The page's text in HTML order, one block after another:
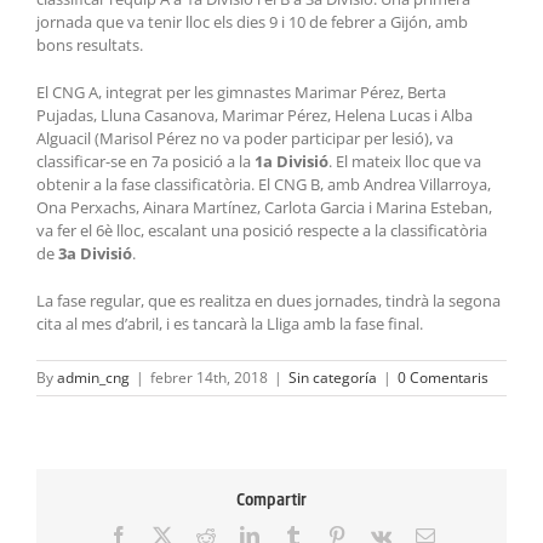
jornada que va tenir lloc els dies 9 i 10 de febrer a Gijón, amb
bons resultats.
El CNG A, integrat per les gimnastes Marimar Pérez, Berta
Pujadas, Lluna Casanova, Marimar Pérez, Helena Lucas i Alba
Alguacil (Marisol Pérez no va poder participar per lesió), va
classificar-se en 7a posició a la 1a Divisió. El mateix lloc que va
obtenir a la fase classificatòria. El CNG B, amb Andrea Villarroya,
Ona Perxachs, Ainara Martínez, Carlota Garcia i Marina Esteban,
va fer el 6è lloc, escalant una posició respecte a la classificatòria
de3a Divisió.
La fase regular, que es realitza en dues jornades, tindrà la segona
cita al mes d’abril, i es tancarà la Lliga amb la fase final.
Byadmin_cng | febrer 14th, 2018 | Sin categoría | 0 Comentaris
Compartir
Facebook RedditLinkedInTumblr Pinterest
Vk Email: